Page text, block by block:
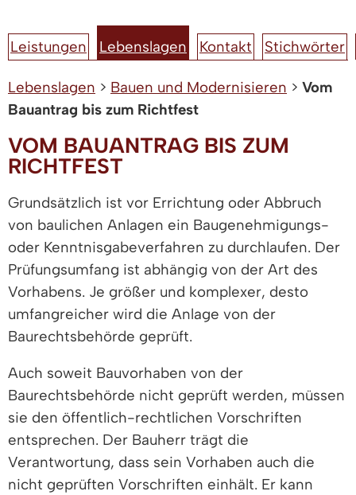
Leistungen Lebenslagen Kontakt Stichwörter
Lebenslagen > Bauen und Modernisieren > Vom
Bauantrag bis zum Richtfest
VOM BAUANTRAG BIS ZUM
RICHTFEST
Grundsätzlich ist vor Errichtung oder Abbruch
von baulichen Anlagen ein Baugenehmigungs-
oder Kenntnisgabeverfahren zu durchlaufen. Der
Prüfungsumfang ist abhängig von der Art des
Vorhabens. Je größer und komplexer, desto
umfangreicher wird die Anlage von der
Baurechtsbehörde geprüft.
Auch soweit Bauvorhaben von der
Baurechtsbehörde nicht geprüft werden, müssen
sie den öffentlich-rechtlichen Vorschriften
entsprechen. Der Bauherr trägt die
Verantwortung, dass sein Vorhaben auch die
nicht geprüften Vorschriften einhält. Er kann